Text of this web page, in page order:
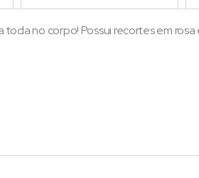
no corpo! Possui recortes em